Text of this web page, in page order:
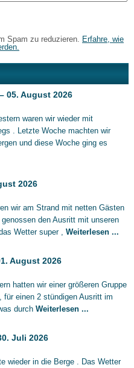
Spam zu reduzieren.
Erfahre, wie
05. August 2026
waren wir wieder mit
. Letzte Woche machten wir
und diese Woche ging es
2026
wir am Strand mit netten Gästen
den Ausritt mit unseren
Wetter super , Weiterlesen ...
August 2026
hatten wir einer größeren Gruppe
für einen 2 stündigen Ausritt im
durch Weiterlesen ...
Juli 2026
wieder in die Berge . Das Wetter